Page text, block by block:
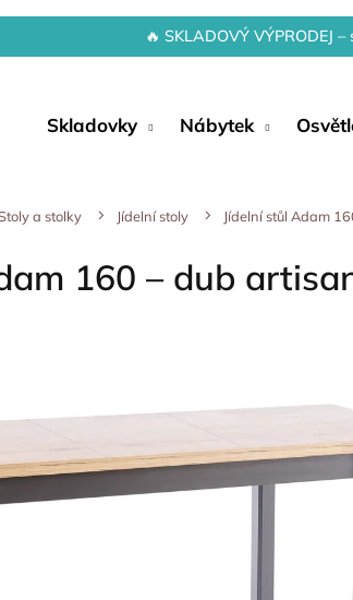
🔥 SKLADOVÝ
Skladovky Nábytek
a stolky Jídelní stoly Jídelní stůl Adam
160 – dub